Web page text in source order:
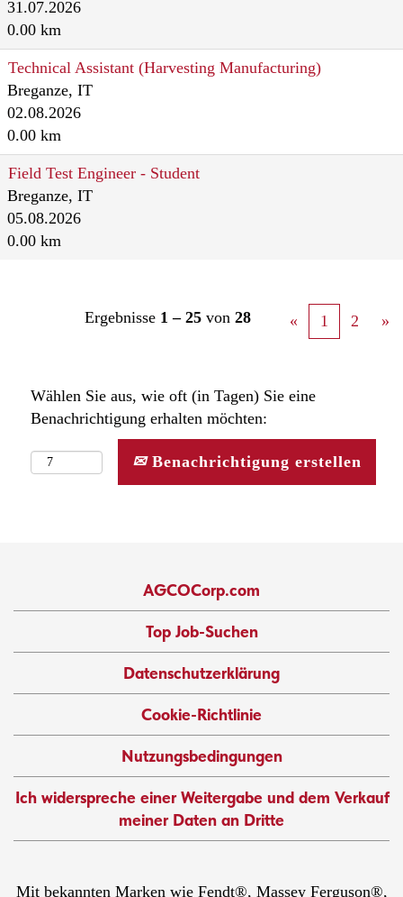
31.07.2026
0.00 km
Technical Assistant (Harvesting Manufacturing)
Breganze, IT
02.08.2026
0.00 km
Field Test Engineer - Student
Breganze, IT
05.08.2026
0.00 km
Ergebnisse 1 – 25 von 28 « 1 2 »
Wählen Sie aus, wie oft (in Tagen) Sie eine
Benachrichtigung erhalten möchten:
Benachrichtigung erstellen
AGCOCorp.com
Top Job-Suchen
Datenschutzerklärung
Cookie-Richtlinie
Nutzungsbedingungen
Ich widerspreche einer Weitergabe und dem Verkauf
meiner Daten an Dritte
Mit bekannten Marken wie Fendt®, Massey Ferguson®,